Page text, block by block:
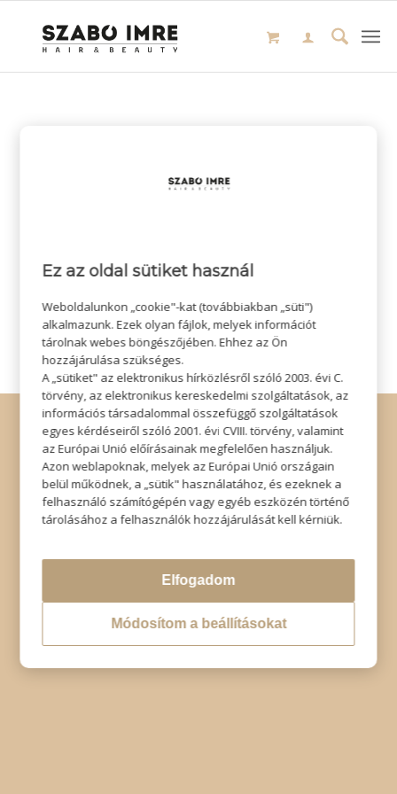
© Copyright - Szabó Imre Hair & Beauty
Impresszum |Adatkezelési tájékoztató |Elállás
Ez az oldal sütiket használ
Weboldalunkon „cookie"-kat (továbbiakban „süti")
alkalmazunk. Ezek olyan fájlok, melyek információt
tárolnak webes böngészőjében. Ehhez az Ön
hozzájárulása szükséges.
A „sütiket" az elektronikus hírközlésről szóló 2003. évi C.
törvény, az elektronikus kereskedelmi szolgáltatások, az
információs társadalommal összefüggő szolgáltatások
egyes kérdéseiről szóló 2001. évi CVIII. törvény, valamint
az Európai Unió előírásainak megfelelően használjuk.
Azon weblapoknak, melyek az Európai Unió országain
belül működnek, a „sütik" használatához, és ezeknek a
felhasználó számítógépén vagy egyéb eszközén történő
tárolásához a felhasználók hozzájárulását kell kérniük.
Elfogadom
Módosítom a beállításokat